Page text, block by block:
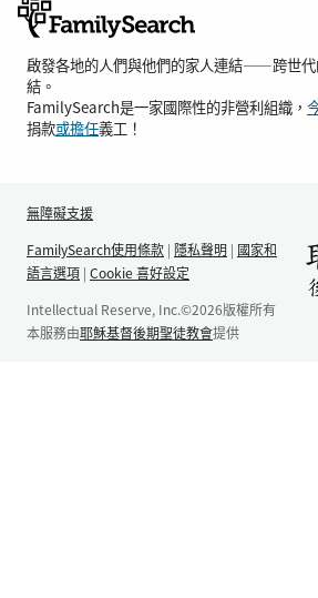
啟發各地的人們與他們的家人連結——跨世
結。
FamilySearch是一家國際性的非營利組織，
捐款或擔任義工！
無障礙支援
FamilySearch使用條款 | 隱私聲明 | 國家和
語言選項 | Cookie 喜好設定
Intellectual Reserve, Inc.©2026版權所有
本服務由耶穌基督後期聖徒教會提供